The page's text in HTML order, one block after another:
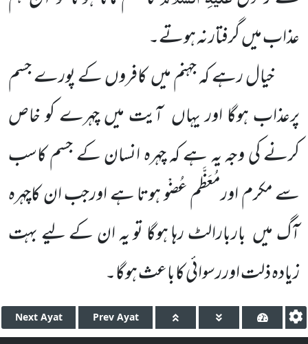
عذاب میں گرفتار نہ ہوتے۔
خیال رہے کہ جہنم میں کافروں کے پورے جسم
پرعذاب ہوگا اور یہاں آیت میں چہرے کو خاص
کرنے کی وجہ یہ ہے کہ چہرہ انسان کے جسم کاسب
سے مکرم اورمُعَظَّم عُضْو ہوتا ہے اورجب ان کاچہرہ
آگ میں باربارالٹ رہا ہوگا تو یہ ان کے لیے بہت
زیادہ ذلت اوررسوائی کاباعث ہوگا۔
Next Ayat Prev Ayat